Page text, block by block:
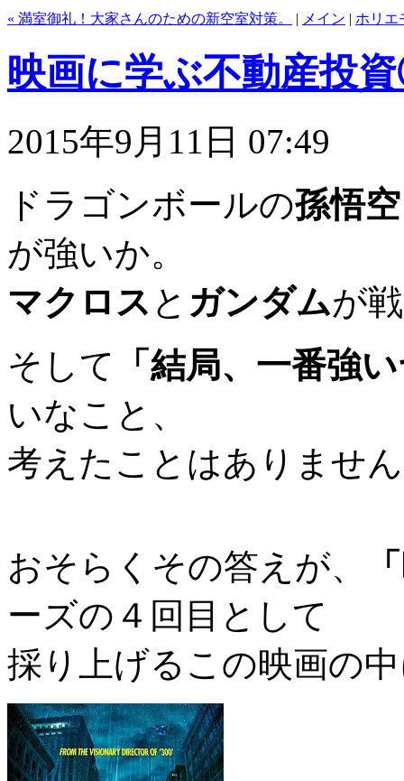
« 満室御礼！大家さんのための新空室対策。 | メイン | ホリエ
映画に学ぶ不動産投
2015年9月11日 07:49
ドラゴンボールの孫悟空
が強いか。
マクロス と ガンダムが
そして
「結局、一番強
いなこと、
考えたことはありませ
おそらくその答えが、
ーズの４回目として
採り上げるこの映画の